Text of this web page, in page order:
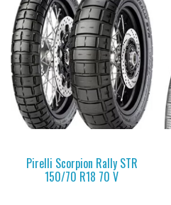
Pirelli Scorpion Rally STR
150/70 R18 70 V